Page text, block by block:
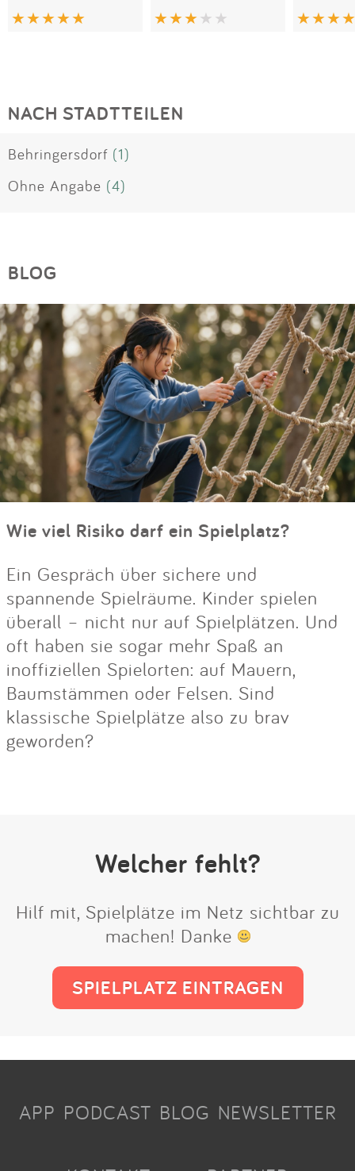
NACH STADTTEILEN
Behringersdorf (1)
Ohne Angabe (4)
BLOG
Wie viel Risiko darf ein Spielplatz?
Ein Gespräch über sichere und
spannende Spielräume. Kinder spielen
überall – nicht nur auf Spielplätzen. Und
oft haben sie sogar mehr Spaß an
inoffiziellen Spielorten: auf Mauern,
Baumstämmen oder Felsen. Sind
klassische Spielplätze also zu brav
geworden?
Welcher fehlt?
Hilf mit, Spielplätze im Netz sichtbar zu
machen! Danke
SPIELPLATZ EINTRAGEN
APP PODCAST BLOG NEWSLETTER